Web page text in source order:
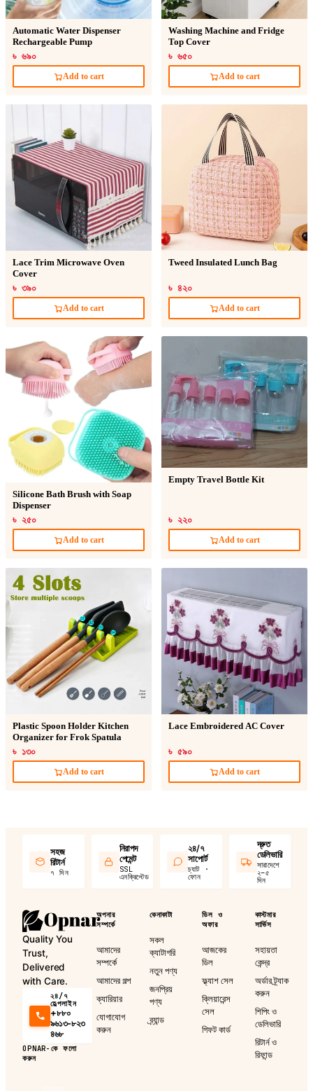
Automatic Water Dispenser
Rechargeable Pump
৳ ৬৯০
Add to cart
Washing Machine and Fridge
Top Cover
৳ ৬৫০
Add to cart
Lace Trim Microwave Oven
Cover
৳ ৩৯০
Add to cart
Tweed Insulated Lunch Bag
৳ ৪২০
Add to cart
Silicone Bath Brush with Soap
Dispenser
৳ ২৫০
Add to cart
Empty Travel Bottle Kit
৳ ২২০
Add to cart
Plastic Spoon Holder Kitchen
Organizer for Frok Spatula
৳ ১৩০
Add to cart
Lace Embroidered AC Cover
৳ ৫৯০
Add to cart
সহজ
রিটার্ন
৭ দিন
নিরাপদ
পেমেন্ট
SSL
এনক্রিপ্টেড
২৪/৭
সাপোর্ট
চ্যাট ·
ফোন
দ্রুত
ডেলিভারি
সারাদেশে
২–৫
দিন
Quality You
Trust,
Delivered
with Care.
২৪/৭
হেল্পলাইন
+৮৮০
৯৬১৩-৮২৩
৪৬৮
OPNAR-কে ফলো
করুন
অপনার
সম্পর্কে
আমাদের
সম্পর্কে
আমাদের গল্প
ক্যারিয়ার
যোগাযোগ
করুন
কেনাকাটা
সকল
ক্যাটাগরি
নতুন পণ্য
জনপ্রিয়
পণ্য
ব্র্যান্ড
ডিল ও
অফার
আজকের
ডিল
ফ্ল্যাশ সেল
ক্লিয়ারেন্স
সেল
গিফট কার্ড
কাস্টমার
সার্ভিস
সহায়তা
কেন্দ্র
অর্ডার ট্র্যাক
করুন
শিপিং ও
ডেলিভারি
রিটার্ন ও
রিফান্ড